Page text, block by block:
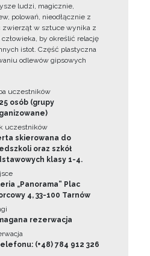
ludzi, magicznie,
polowań, nieodłącznie z
zwierząt w sztuce wynika z
by określić relację
istot. Część plastyczna
odlewów gipsowych
uczestników
osób (grupy
uczestników
skierowana do
oraz szkół
klasy 1-4.
„Panorama” Plac
4, 33-100 Tarnów
rezerwacja
(+48) 784 912 326